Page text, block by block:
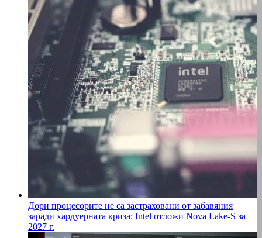
Дори процесорите не са застраховани от забавяния
заради хардуерната криза: Intel отложи Nova Lake-S за
2027 г.